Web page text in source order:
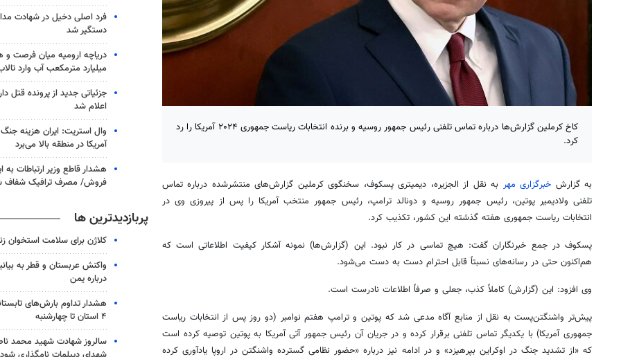
کاخ کرملین گزارش‌ها درباره تماس تلفنی رئیس جمهور روسیه و برنده انتخابات ریاست جمهوری ۲۰۲۴ آمریکا را رد
کرد.
به گزارش خبرگزاری مهر به نقل از الجزیره، دیمیتریپسکوف، سخنگوی کرملین گزارش‌های منتشرشده درباره تماس
تلفنی ولادیمیر پوتین، رئیس جمهور روسیه و دونالد ترامپ، رئیس جمهور منتخب آمریکا را پس از پیروزی وی در
انتخابات ریاست جمهوری هفته گذشته این کشور، تکذیب کرد.
پسکوف در جمع خبرنگاران گفت: هیچ تماسی در کار نبود. این (گزارش‌ها) نمونه آشکار کیفیت اطلاعاتی است که
هم‌اکنون حتی در رسانه‌های نسبتاً قابل احترام دست به دست می‌شود.
وی افزود: این (گزارش) کاملاً کذب، جعلی و صرفاً اطلاعات نادرست است.
پیش‌تر واشنگتن‌پست به نقل از منابع آگاه مدعی شد که پوتین و ترامپ هفتم نوامبر (دو روز پس از انتخابات ریاست
جمهوری آمریکا) با یکدیگر تماس تلفنی برقرار کرده و در جریان آن رئیس جمهور آتی آمریکا به پوتین توصیه کرده است
که «از تشدید جنگ در اوکراین بپرهیزد» و در ادامه نیز درباره «حضور نظامی گسترده واشنگتن در اروپا یادآوری کرده
فرد اصلی دخیل در شهادت
دستگیر شد
میلیارد مترمکعب آب وارد
جزئیاتی جدید از پرونده قتل
اعلام شد
وال استریت: ایران هزینه
آمریکا در منطقه بالا می‌برد
هشدار قاطع وزیر ارتباطات به
فروش/ مصرف ترافیک شفاف
پربازدیدترین ها
کلاژن برای سلامت استخوان
واکنش عربستان و قطر به
درباره یمن
هشدار تداوم بارش‌های
۴ استان تا چهارشنبه
سالروز شهادت شهید محمد